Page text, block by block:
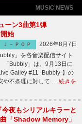
MUSIC NEWS
ーン3曲第1弾
始
Ｊ－ＰＯＰ
2026年8月7日
」を各音楽配信サイト
Bubbly」は、9月13日に
Galley #11 -Bubbly-】の
や不条理に対して … 続きを
夜もシリアルキラーと
「Shadow Memory」